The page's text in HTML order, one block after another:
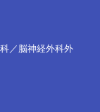
／脳神経外科外